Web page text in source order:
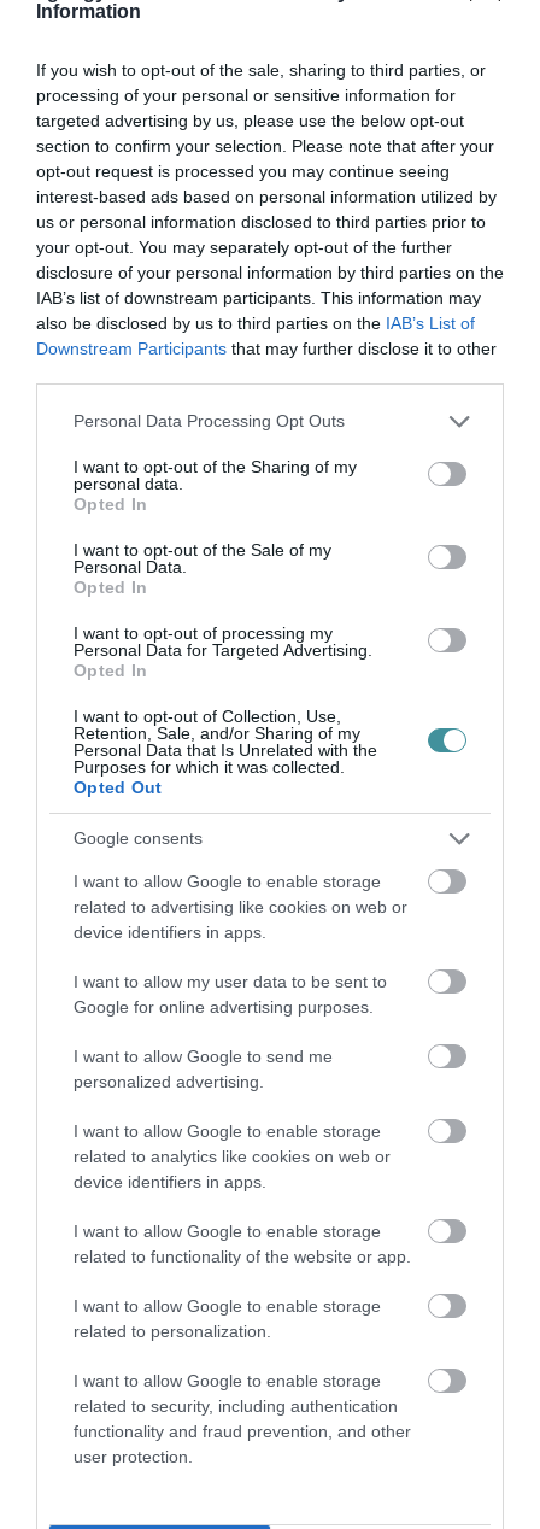
Information
If you wish to opt-out of the sale, sharing to third parties, or
processing of your personal or sensitive information for
targeted advertising by us, please use the below opt-out
section to confirm your selection. Please note that after your
opt-out request is processed you may continue seeing
interest-based ads based on personal information utilized by
us or personal information disclosed to third parties prior to
your opt-out. You may separately opt-out of the further
disclosure of your personal information by third parties on the
IAB’s list of downstream participants. This information may
also be disclosed by us to third parties on the IAB’s List of
Downstream Participants that may further disclose it to other
Please note that this website/app uses one or more Google
not limited to your visit or usage behaviour. You may click to
grant or deny consent to Google and its third-party tags to
use your data for below specified purposes in below Google
consent section.
Personal Data Processing Opt Outs
I want to opt-out of the Sharing of my
personal data.
Opted In
I want to opt-out of the Sale of my
Personal Data.
Opted In
I want to opt-out of processing my
Personal Data for Targeted Advertising.
Opted In
I want to opt-out of Collection, Use,
Retention, Sale, and/or Sharing of my
Personal Data that Is Unrelated with the
Purposes for which it was collected.
Opted Out
Google consents
I want to allow Google to enable storage
related to advertising like cookies on web or
device identifiers in apps.
I want to allow my user data to be sent to
Google for online advertising purposes.
I want to allow Google to send me
personalized advertising.
I want to allow Google to enable storage
related to analytics like cookies on web or
device identifiers in apps.
I want to allow Google to enable storage
related to functionality of the website or app.
I want to allow Google to enable storage
related to personalization.
I want to allow Google to enable storage
related to security, including authentication
functionality and fraud prevention, and other
user protection.
2021. július 30|Környék ügye
volt. A kitűnő zenész, az áldozatos családapa, a mindig
segítőkész barát. Az a jó humorú fiatalember aki, tudom most is,
valahol e...
ELHUNYT FÓNAGY MIKLÓS, BÉLAPÁTFALVI SZAKÁPOLÓ
2021. augusztus 14| Környék ügye
Fónagy Miklós "Szöszke" egy futballmeccsen esett össze – írja az
Eger Hírek. Az egri rohamkocsi, a bélapátfalvai mentők és a
miskolci mentőhelikopter szakemberei 90 percen keresztül
küzdöttek az él...
FOTÓKLUB KORÁBBI VEZETŐJE
2021. október 23|
Eger ügye
évtizeden át vezette klubunkat és tudásával, kitűnő látásmódjával
tanította a feltörekvő fényképészeket. Búcsúzunk és köszönjük a
ELHUNYT BARTÓK PÉTER EGRI SZÜLETÉSŰ TŰZOLTÓ
DANDÁRTÁBORNOK
2021. október 23-án, életének 44. évében, türelemmel viselt,
hosszan tartó, súlyos betegség következtében elhunyt Bartók
Péter tűzoltó dandártábornok, a BM Országos Katasztrófavédelmi
Főigazgatóság...
ELHUNYT SETÉT JENŐ ROMA POLGÁRJOGI AKTIVISTA
2022. január 25|Mindenki ügye
Ötvenéves korában meghalt Setét Jenő roma polgárjogi aktivista,
adta hírül a Roma Sajtóközpont. Setét 1972-ben született,
Sárospatakon nőtt fel egy kereskedő családban, írják. Már
egészen ...
SOHA NEM HALT MEG EGY ÉV ALATT ANNYI MAGYAR
BÉKEIDŐBEN, MINT TAVALY
2022. január 28
Amióta évente vezetik a statisztikát, soha nem volt akkora a
halálozások és a születésszám különbsége, mint 2021-ben. A
években lehetett ...
MEGHALT LIPPAI LÁSZLÓ, SON GOKU ÉS A SZÖRNY RT.-S MIKE
2022. február 23|Mindenki ügye
62 éves korában meghalt Lippai László, a színművész hosszú,
súlyos betegség után vesztette életét szerda hajnalban, közölte a
Madách Színház a Facebook-oldalán. Lippai László 1985-ben
ELHUNYT TAYLOR HAWKINS, A FOO FIGHTERS DOBOSA
2022. március 26| Mindenki ügye
Meghalt Taylor Hawkins, a Foo Fighters dobosa – jelentette be a